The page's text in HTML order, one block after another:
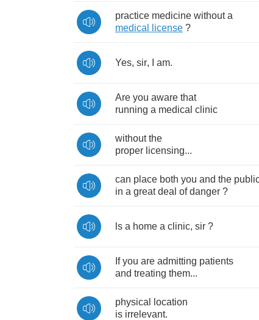
practice medicine without a
medical
license ?
Yes, sir, am.
Are you aware that
running a medical clinic
without the
proper licensing...
can place both you and the
in a great deal of danger ?
ls a home a clinic, sir ?
If you are admitting patients
and treating them...
physical
location
is irrelevant.